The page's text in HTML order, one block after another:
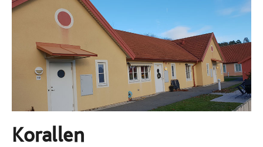
Korallen